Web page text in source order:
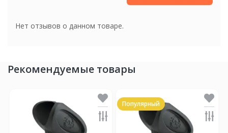
Нет отзывов о данном товаре.
Рекомендуемые товары
Популярный